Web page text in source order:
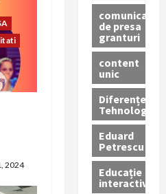
2024
comunicate
de presa
granturi
content
unic
Diferențe
Tehnologice
Eduard
Petrescu
Educație
interactivă